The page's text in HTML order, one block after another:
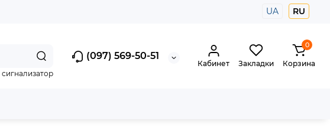
UA RU
(097) 569-50-51
сигнализатор
Кабинет Закладки
0
Корзина